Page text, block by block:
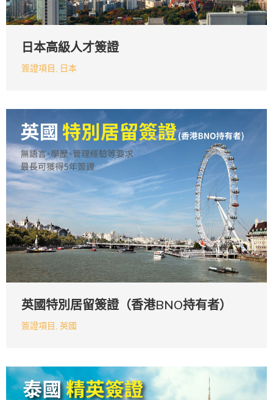
日本高級人才簽證
簽證項目 日本
英國特別居留簽證（香港BNO持有者）
簽證項目, 英國